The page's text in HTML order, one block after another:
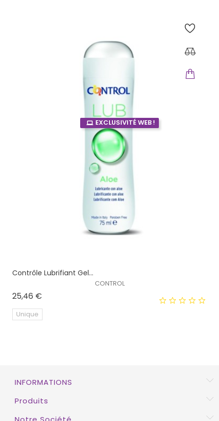
EXCLUSIVITÉ WEB !
Contrôle Lubrifiant Gel...
CONTROL
25,46 €
Unique
INFORMATIONS
Produits